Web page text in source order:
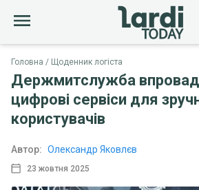
Головна Щоденник логіста
Держмитслужба
цифрові сервіси для
користувачів
23 жовтня 2025
Автор: Олександр Яковлєв